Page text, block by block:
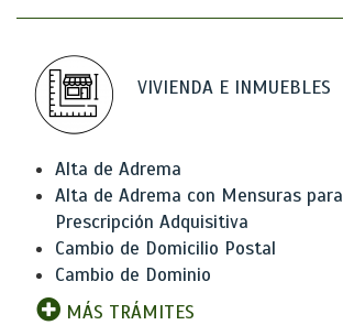
VIVIENDA E INMUEBLES
Alta de Adrema
Alta de Adrema con Mensuras para
Prescripción Adquisitiva
Cambio de Domicilio Postal
Cambio de Dominio
MÁS TRÁMITES